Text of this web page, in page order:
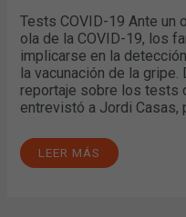
Tests COVID-19 Ante un
ola de la COVID-19, los
implicarse en la
la vacunación de la
reportaje sobre los tests
entrevistó a Jordi Casas,
LEER MÁS